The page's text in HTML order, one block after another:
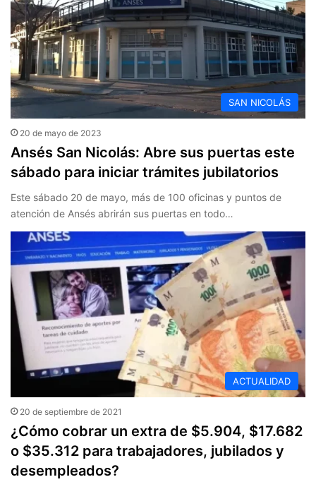
SAN NICOLÁS
20 de mayo de 2023
Ansés San Nicolás: Abre sus puertas este
sábado para iniciar trámites jubilatorios
Este sábado 20 de mayo, más de 100 oficinas y puntos de
atención de Ansés abrirán sus puertas en todo…
ACTUALIDAD
20 de septiembre de 2021
¿Cómo cobrar un extra de $5.904, $17.682
o $35.312 para trabajadores, jubilados y
desempleados?